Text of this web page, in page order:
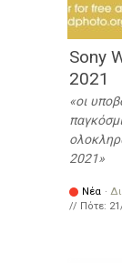
Sony
2021
οι
2021
Νέα ·
// Πότε: